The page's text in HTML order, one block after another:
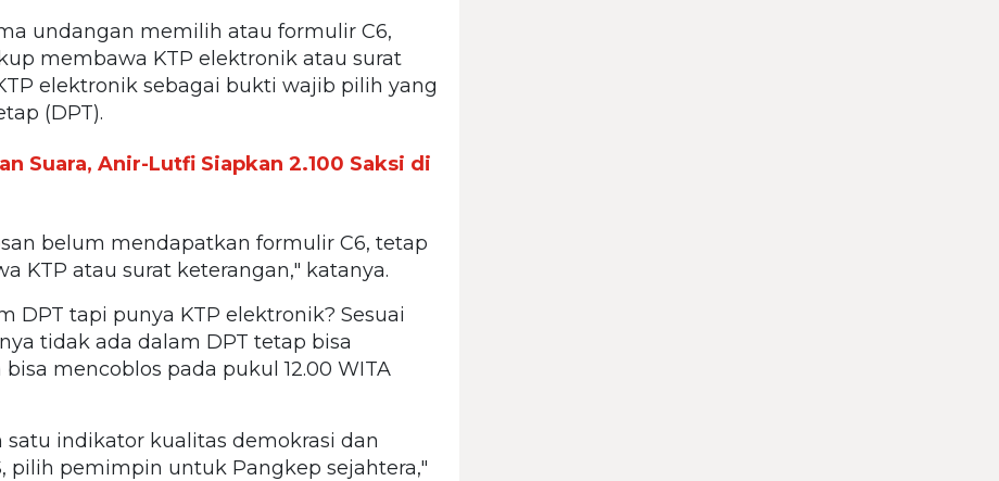
undangan memilih atau formulir C6,
membawa KTP elektronik atau surat
elektronik sebagai bukti wajib pilih yang
(DPT).
Suara, Anir-Lutfi Siapkan 2.100 Saksi di
belum mendapatkan formulir C6, tetap
KTP atau surat keterangan," katanya.
DPT tapi punya KTP elektronik? Sesuai
tidak ada dalam DPT tetap bisa
mencoblos pada pukul 12.00 WITA
indikator kualitas demokrasi dan
pilih pemimpin untuk Pangkep sejahtera,"